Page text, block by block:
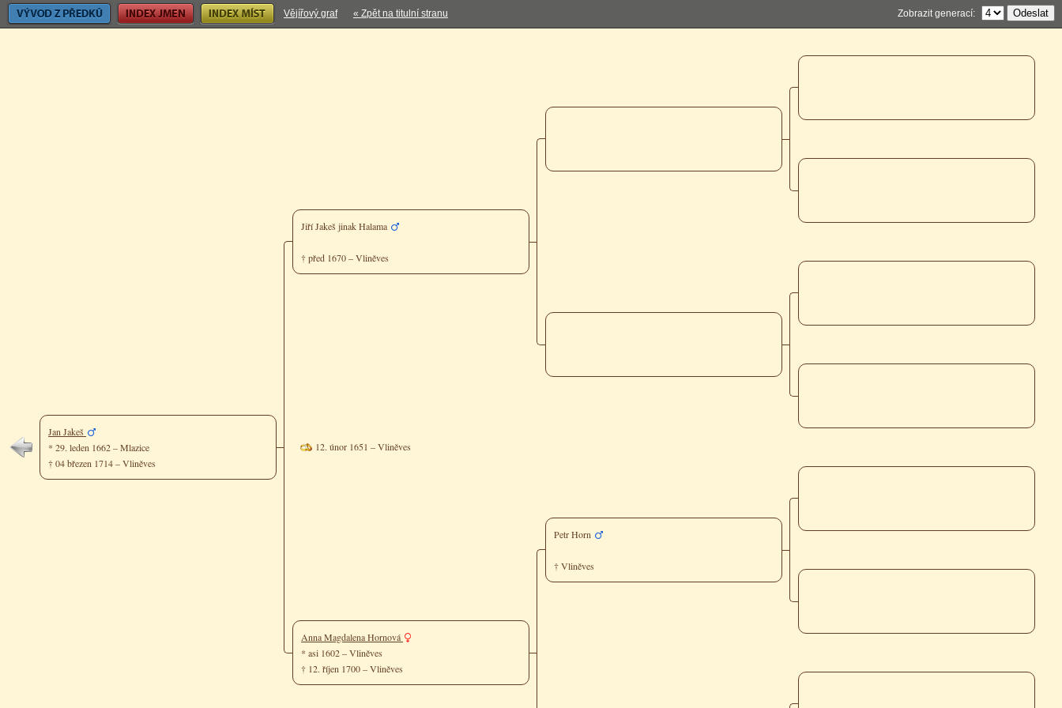
Vývod z předků Index jmen Index míst Vějířový graf « Zpět na titulní stranu Zobrazit generací:
Jan Jakeš
* 29. leden 1662 – Mlazice
† 04 březen 1714 – Vliněves
Jiří Jakeš jinak Halama
† před 1670 – Vliněves
12. únor 1651 – Vliněves
Anna Magdalena Hornová
* asi 1602 – Vliněves
† 12. říjen 1700 – Vliněves
Petr Horn
† Vliněves